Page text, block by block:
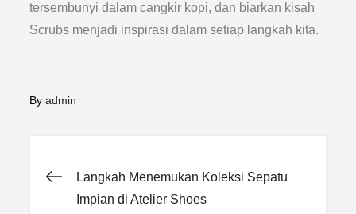
tersembunyi dalam cangkir kopi, dan biarkan kisah
Scrubs menjadi inspirasi dalam setiap langkah kita.
Byadmin
Post
Langkah Menemukan Koleksi Sepatu
Impian di Atelier Shoes